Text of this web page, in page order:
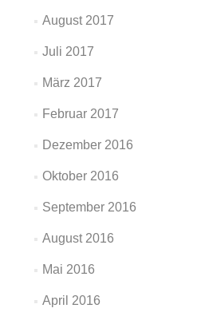
August 2017
Juli 2017
März 2017
Februar 2017
Dezember 2016
Oktober 2016
September 2016
August 2016
Mai 2016
April 2016